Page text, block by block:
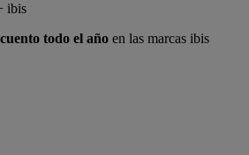
ibis
todo el año en las marcas ibis